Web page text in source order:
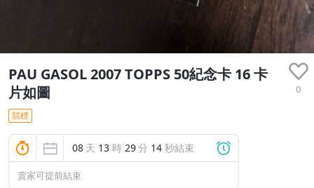
PAU GASOL 2007 TOPPS 50紀念卡 16 卡
片如圖
0
競標
08 天 13 時 29分 14 秒結束
賣家可提前結束